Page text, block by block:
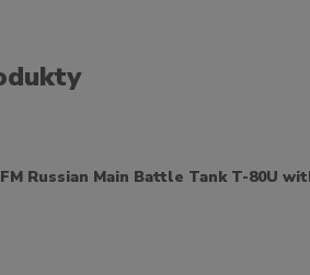
Russian Main Battle Tank T-80U